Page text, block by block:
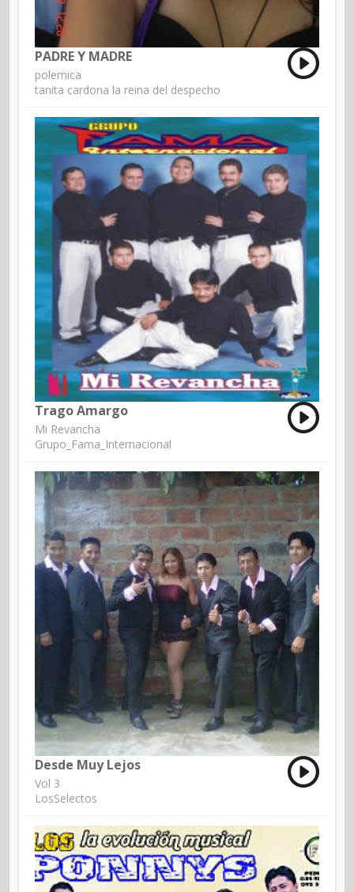
PADRE Y MADRE
polemica
tanita cardona la reina del despecho
Trago Amargo
Mi Revancha
Grupo_Fama_Internacional
Desde Muy Lejos
Vol 3
LosSelectos